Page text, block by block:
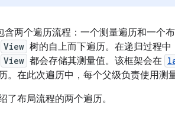
含两个遍历流程：一个测量遍历和一个
View 树的自上而下遍历。在递归过程中
View 都会存储其测量值。该框架会在
。在此次遍历中，每个父级负责使用测
了布局流程的两个遍历。